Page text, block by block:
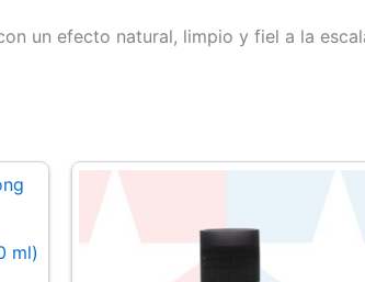
un efecto natural, limpio y fiel a la
ml)